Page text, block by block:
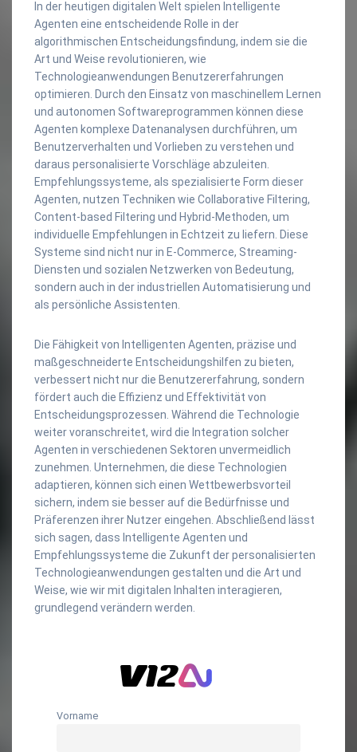
In der heutigen digitalen Welt spielen Intelligente
Agenten eine entscheidende Rolle in der
algorithmischen Entscheidungsfindung, indem sie die
Art und Weise revolutionieren, wie
Technologieanwendungen Benutzererfahrungen
optimieren. Durch den Einsatz von maschinellem Lernen
und autonomen Softwareprogrammen können diese
Agenten komplexe Datenanalysen durchführen, um
Benutzerverhalten und Vorlieben zu verstehen und
daraus personalisierte Vorschläge abzuleiten.
Empfehlungssysteme, als spezialisierte Form dieser
Agenten, nutzen Techniken wie Collaborative Filtering,
Content-based Filtering und Hybrid-Methoden, um
individuelle Empfehlungen in Echtzeit zu liefern. Diese
Systeme sind nicht nur in E-Commerce, Streaming-
Diensten und sozialen Netzwerken von Bedeutung,
sondern auch in der industriellen Automatisierung und
als persönliche Assistenten.
Die Fähigkeit von Intelligenten Agenten, präzise und
maßgeschneiderte Entscheidungshilfen zu bieten,
verbessert nicht nur die Benutzererfahrung, sondern
fördert auch die Effizienz und Effektivität von
Entscheidungsprozessen. Während die Technologie
weiter voranschreitet, wird die Integration solcher
Agenten in verschiedenen Sektoren unvermeidlich
zunehmen. Unternehmen, die diese Technologien
adaptieren, können sich einen Wettbewerbsvorteil
sichern, indem sie besser auf die Bedürfnisse und
Präferenzen ihrer Nutzer eingehen. Abschließend lässt
sich sagen, dass Intelligente Agenten und
Empfehlungssysteme die Zukunft der personalisierten
Technologieanwendungen gestalten und die Art und
Weise, wie wir mit digitalen Inhalten interagieren,
grundlegend verändern werden.
Vorname